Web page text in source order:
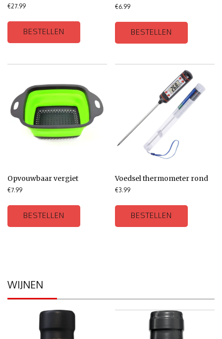
€27.99
BESTELLEN
€6.99
BESTELLEN
Opvouwbaar vergiet
€7.99
BESTELLEN
Voedsel thermometer rond
€3.99
BESTELLEN
WIJNEN